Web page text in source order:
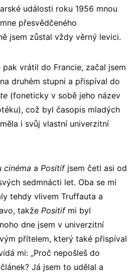
události roku 1956 mnou
přesvědčeného
jsem zůstal vždy věrný levici.
vrátil do Francie, začal jsem
druhém stupni a přispíval do
(foneticky v sobě jeho název
což byl časopis mladých
i svůj vlastní univerzitní
cinéma a Positifjsem četl asi od
sedmnácti let. Oba se mi
tehdy vlivem Truffauta a
takže Positifmi byl
dne jsem v univerzitní
přítelem, který také přispíval
mi: „Proč nepošleš do
Já jsem to udělal a